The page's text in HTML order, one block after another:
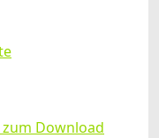
Download